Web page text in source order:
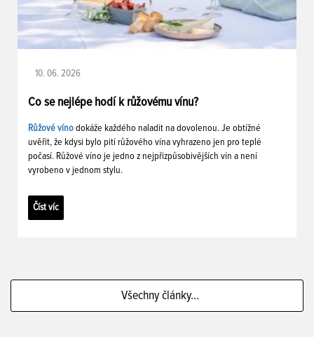
10. 06. 2026
Co se nejlépe hodí k růžovému vínu?
Růžové víno dokáže každého naladit na dovolenou. Je obtížné
uvěřit, že kdysi bylo pití růžového vína vyhrazeno jen pro teplé
počasí. Růžové víno je jedno z nejpřizpůsobivějších vín a není
vyrobeno v jednom stylu.
Číst víc
Všechny články...